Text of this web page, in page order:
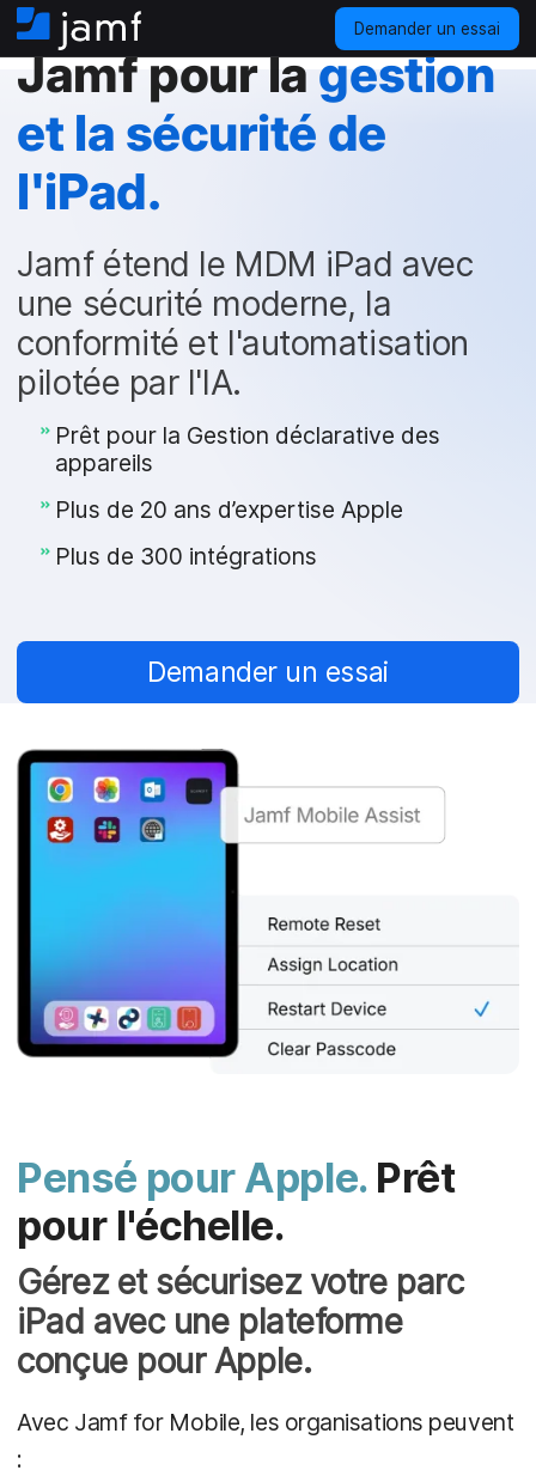
A
c
c
e
Demander un essai
Jamf pour lagestion
et la sécurité de
l'iPad.
Jamf étend le MDM iPad avec
une sécurité moderne, la
conformité et l'automatisation
pilotée par l'IA.
Prêt pour la Gestion déclarative des
appareils
Plus de 20 ans d’expertise Apple
Plus de 300 intégrations
Demander un essai
Pensé pour Apple.Prêt
pour l'échelle.
Gérez et sécurisez votre parc
iPad avec une plateforme
conçue pour Apple.
Avec Jamf for Mobile, les organisations peuvent
: